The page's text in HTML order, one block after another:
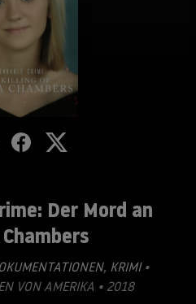
Der Mord an
, KRIMI•
VON AMERIKA • 2018